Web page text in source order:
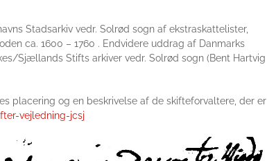
Stadsarkiv vedr. Solrød sogn af ekstraskattelister,
ca. 1600 – 1760 . Endvidere uddrag af Danmarks
Sjællands Stifts arkiver vedr. Solrød sogn (Bent Hartvig
placering og en beskrivelse af de skifteforvaltere, der er
vejledning-jcsj